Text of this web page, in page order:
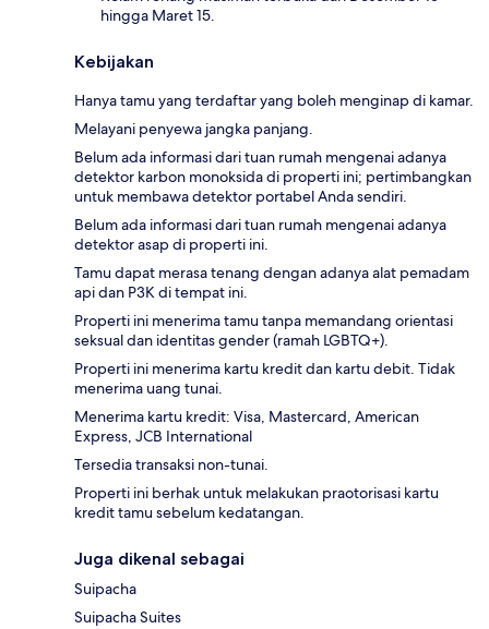
hingga Maret 15.
Kebijakan
Hanya tamu yang terdaftar yang boleh menginap di kamar.
Melayani penyewa jangka panjang.
Belum ada informasi dari tuan rumah mengenai adanya
detektor karbon monoksida di properti ini; pertimbangkan
untuk membawa detektor portabel Anda sendiri.
Belum ada informasi dari tuan rumah mengenai adanya
detektor asap di properti ini.
Tamu dapat merasa tenang dengan adanya alat pemadam
api dan P3K di tempat ini.
Properti ini menerima tamu tanpa memandang orientasi
seksual dan identitas gender (ramah LGBTQ+).
Properti ini menerima kartu kredit dan kartu debit. Tidak
menerima uang tunai.
Menerima kartu kredit: Visa, Mastercard, American
Express, JCB International
Tersedia transaksi non-tunai.
Properti ini berhak untuk melakukan praotorisasi kartu
kredit tamu sebelum kedatangan.
Juga dikenal sebagai
Suipacha
Suipacha Suites